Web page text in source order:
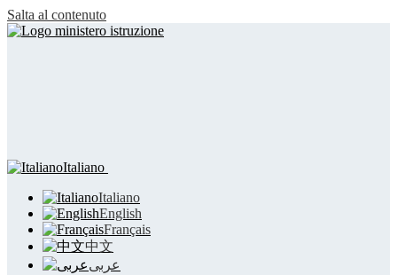
Salta al contenuto
Italiano
Italiano
English
Français
中文
عربى